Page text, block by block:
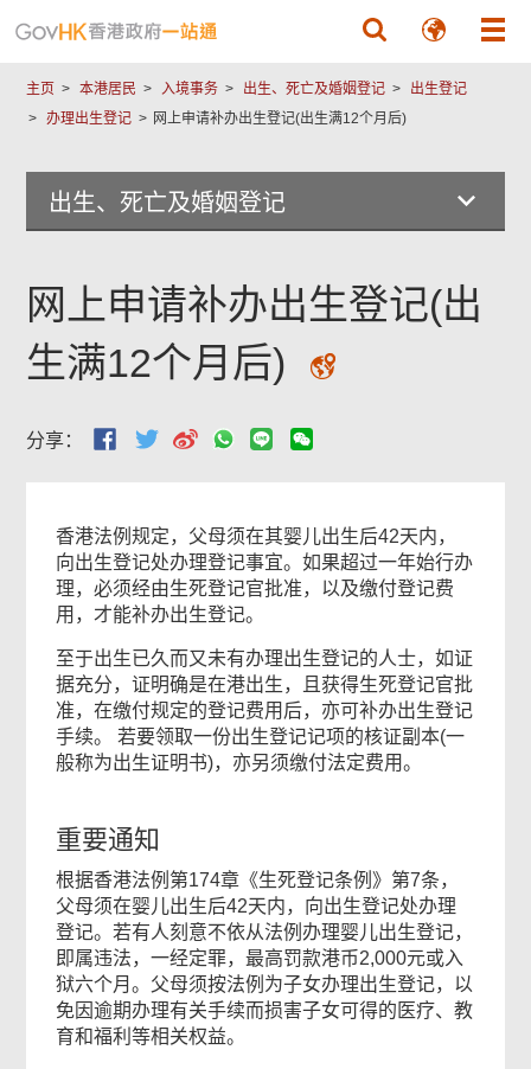
主页 本港居民 入境事务 出生、死亡及婚姻登记
出生登记
办理出生登记
网上申请补办出生登记(出生满12个月后)
出生、死亡及婚姻登记
网上申请补办出生登记(出
生满12个月后)
分享：
香港法例规定，父母须在其婴儿出生后42天内，
向出生登记处办理登记事宜。如果超过一年始行办
理，必须经由生死登记官批准，以及缴付登记费
用，才能补办出生登记。
至于出生已久而又未有办理出生登记的人士，如证
据充分，证明确是在港出生，且获得生死登记官批
准，在缴付规定的登记费用后，亦可补办出生登记
手续。 若要领取一份出生登记记项的核证副本(一
般称为出生证明书)，亦另须缴付法定费用。
重要通知
根据香港法例第174章《生死登记条例》第7条，
父母须在婴儿出生后42天内，向出生登记处办理
登记。若有人刻意不依从法例办理婴儿出生登记，
即属违法，一经定罪，最高罚款港币2,000元或入
狱六个月。父母须按法例为子女办理出生登记，以
免因逾期办理有关手续而损害子女可得的医疗、教
育和福利等相关权益。